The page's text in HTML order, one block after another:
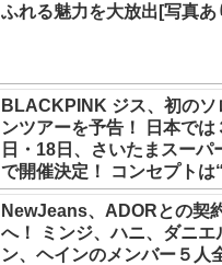
ふれる魅力を大放出[写真あ
BLACKPINK ジス、初のソ
ンツアーを予告！ 日本では
日・18日、さいたまスーパ
で開催決定！ コンセプトは
ラ”！？ 14日には新アルバ
『AMORTAGE』もリリー
NewJeans、ADORとの契
へ！ ミンジ、ハニ、ダニエ
ン、ヘインのメンバー５人